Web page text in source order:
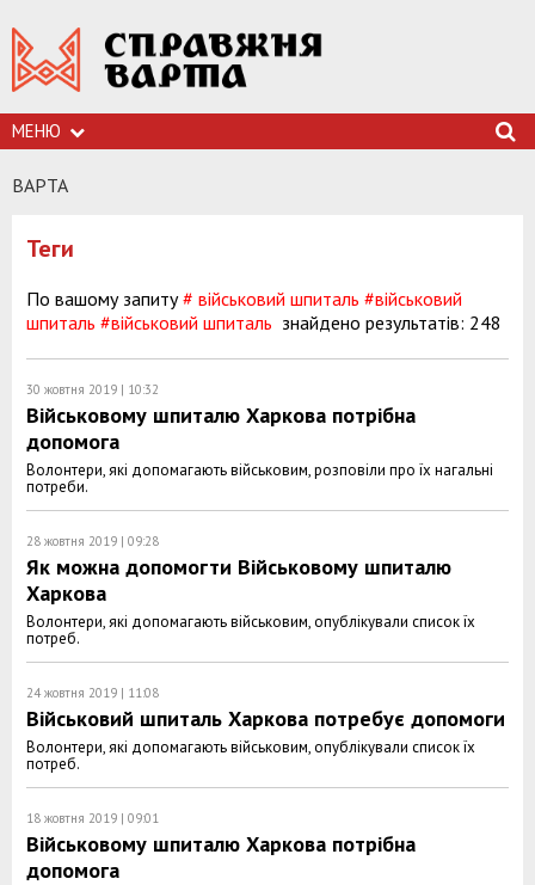
МЕНЮ
ВАРТА
Теги
По вашому запиту# військовий шпиталь #військовий
шпиталь #військовий шпиталь знайдено результатів: 248
30 жовтня 2019 | 10:32
Військовому шпиталю Харкова потрібна
допомога
Волонтери, які допомагають військовим, розповіли про їх нагальні
потреби.
28 жовтня 2019 | 09:28
Як можна допомогти Військовому шпиталю
Харкова
Волонтери, які допомагають військовим, опублікували список їх
потреб.
24 жовтня 2019 | 11:08
Військовий шпиталь Харкова потребує допомоги
Волонтери, які допомагають військовим, опублікували список їх
потреб.
18 жовтня 2019 | 09:01
Військовому шпиталю Харкова потрібна
допомога